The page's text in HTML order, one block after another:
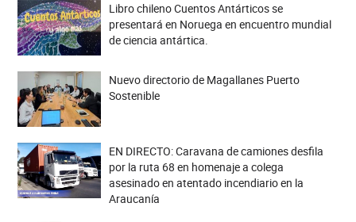
Libro chileno Cuentos Antárticos se
presentará en Noruega en encuentro mundial
de ciencia antártica.
Nuevo directorio de Magallanes Puerto
Sostenible
EN DIRECTO: Caravana de camiones desfila
por la ruta 68 en homenaje a colega
asesinado en atentado incendiario en la
Araucanía